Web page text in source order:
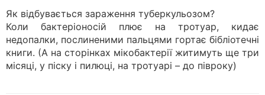
Як відбувається зараження туберкульозом?
Коли бактеріоносій плює на тротуар, кидає
недопалки, послиненими пальцями гортає бібліотечні
книги. (А на сторінках мікобактерії житимуть ще три
місяці, у піску і пилюці, на тротуарі – до півроку)